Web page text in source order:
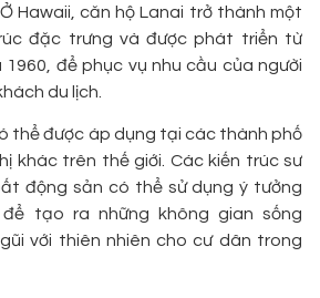
Hawaii, căn hộ Lanai trở thành một
đặc trưng và được phát triển từ
1960, để phục vụ nhu cầu của người
du lịch.
thể được áp dụng tại các thành phố
khác trên thế giới. Các kiến trúc sư
động sản có thể sử dụng ý tưởng
tạo ra những không gian sống
với thiên nhiên cho cư dân trong